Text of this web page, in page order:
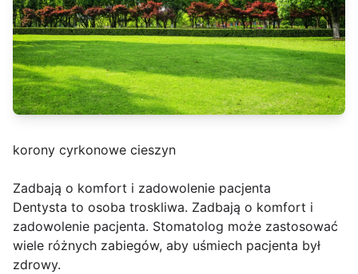
korony cyrkonowe cieszyn
Zadbają o komfort i zadowolenie pacjenta
Dentysta to osoba troskliwa. Zadbają o komfort i
zadowolenie pacjenta. Stomatolog może zastosować
wiele różnych zabiegów, aby uśmiech pacjenta był
zdrowy.